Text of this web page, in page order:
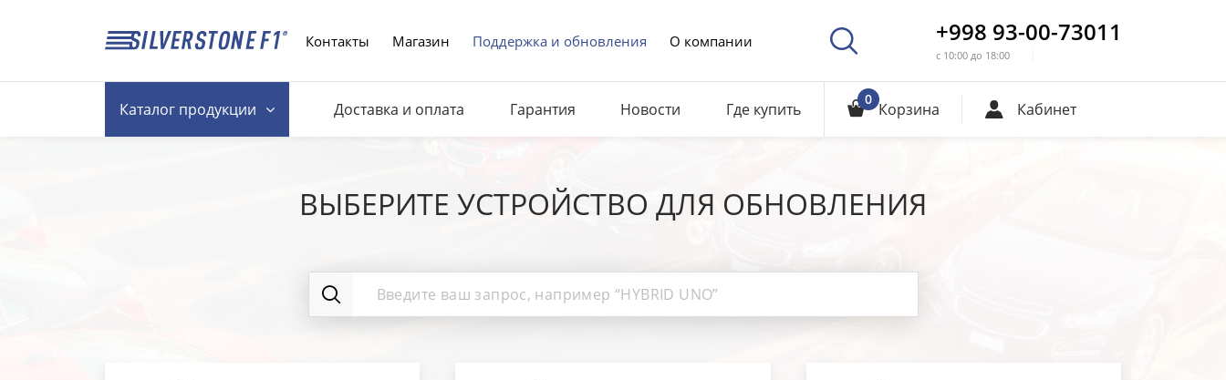
Контакты Магазин Поддержка и обновления О компании +998 93-00-73011
с 10:00 до 18:00
Каталогпродукции Доставка и оплата Гарантия Новости Где купить 0 Корзина Кабинет
ВЫБЕРИТЕ УСТРОЙСТВО ДЛЯ ОБНОВЛЕНИЯ